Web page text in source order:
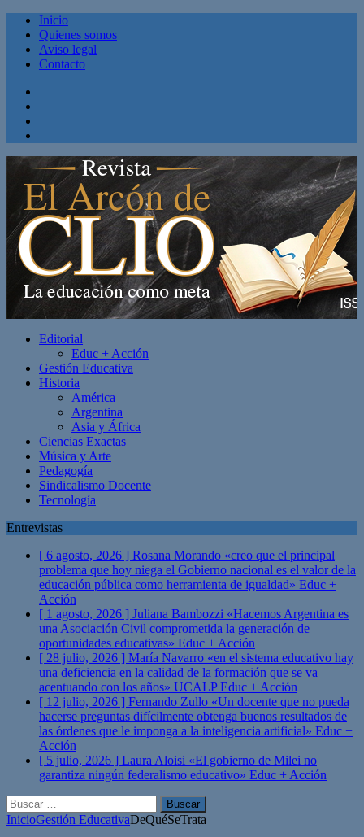
Inicio
Quienes somos
Aviso legal
Contacto
Editorial
Educ + Acción
Gestión Educativa
Historia
América
Argentina
Asia y África
Ciencias Exactas
Música y Arte
Pedagogía
Sindicalismo Docente
Tecnología
Entrevistas
[ 6 agosto, 2026 ] Rosana Morando «creo que el principal
problema que hoy niega el Gobierno nacional es el valor de la
educación pública como herramienta de igualdad» Educ +
Acción
[ 1 agosto, 2026 ] Juliana Bambozzi «Hacemos Argentina es
una Asociación Civil comprometida la generación de
oportunidades educativas» Educ + Acción
[ 28 julio, 2026 ] María Navarro «en el sistema educativo hay
una deficiencia en la calidad de la formación que se va
acentuando con los años» UCALPEduc + Acción
[ 12 julio, 2026 ] Fernando Zullo «Un docente que no pueda
hacerse preguntas difícilmente obtenga buenos resultados de
las órdenes que le imponga a la inteligencia artificial» Educ +
Acción
[ 5 julio, 2026 ] Laura Aloisi «El gobierno de Milei no
garantiza ningún federalismo educativo» Educ + Acción
Buscar:
InicioGestión EducativaDeQuéSeTrata